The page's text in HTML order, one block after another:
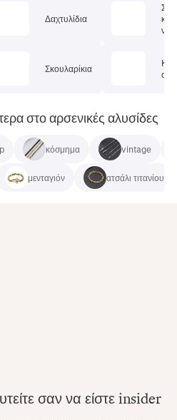
Δαχτυλίδια
Σκουλαρίκια
Σετ
ν
στο αρσενικές αλυσίδες
κόσμημα vintage
μενταγιόν ατσάλι τιτανίου
σαν να είστε insider